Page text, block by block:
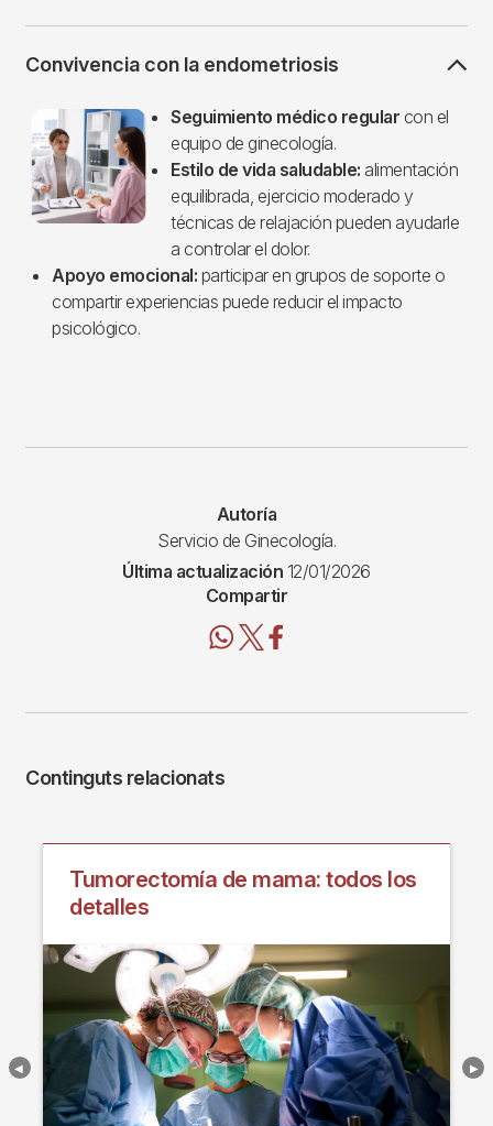
Convivencia con la endometriosis
Imagen Seguimiento médico regular con el
equipo de ginecología.
Estilo de vida saludable: alimentación
equilibrada, ejercicio moderado y
técnicas de relajación pueden ayudarle
a controlar el dolor.
Apoyo emocional: participar en grupos de soporte o
compartir experiencias puede reducir el impacto
psicológico.
Autoría
Servicio de Ginecología.
Última actualización 12/01/2026
Compartir
Continguts relacionats
Tumorectomía de mama: todos los
detalles